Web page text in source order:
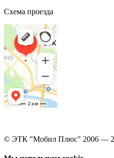
Схема проезда
© ЭТК "Мобил Плюс" 2006 —